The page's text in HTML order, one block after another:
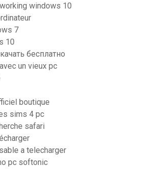
windows 10
7
10
бесплатно
un vieux pc
boutique
sims 4 pc
safari
a telecharger
pc softonic